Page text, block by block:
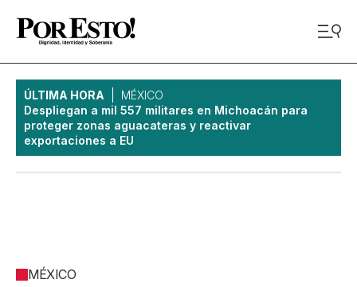
ÚLTIMA HORA
MÉXICO
Despliegan a mil 557 militares en Michoacán para
proteger zonas aguacateras y reactivar
exportaciones a EU
MÉXICO